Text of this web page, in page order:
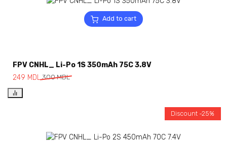
Add to cart
FPV CNHL_ Li-Po 1S 350mAh 75C 3.8V
300MDL
249 MDL
Discount -25%